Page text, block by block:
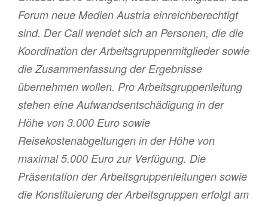
Forum neue Medien Austria einreichberechtigt
sind. Der Call wendet sich an Personen, die die
Koordination der Arbeitsgruppenmitglieder sowie
die Zusammenfassung der Ergebnisse
übernehmen wollen. Pro Arbeitsgruppenleitung
stehen eine Aufwandsentschädigung in der
Höhe von 3.000 Euro sowie
Reisekostenabgeltungen in der Höhe von
maximal 5.000 Euro zur Verfügung. Die
Präsentation der Arbeitsgruppenleitungen sowie
die Konstituierung der Arbeitsgruppen erfolgt am